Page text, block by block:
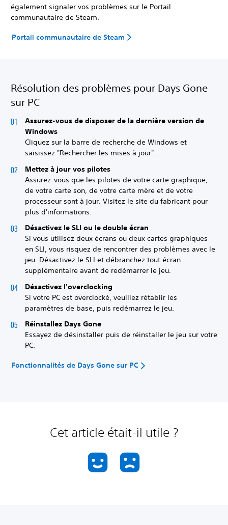
également signaler vos problèmes sur le Portail
communautaire de Steam.
Portail communautaire de Steam
Résolution des problèmes pour Days Gone
sur PC
Assurez-vous de disposer de la dernière version de
Windows
Cliquez sur la barre de recherche de Windows et
saisissez "Rechercher les mises à jour".
Mettez à jour vos pilotes
Assurez-vous que les pilotes de votre carte graphique,
de votre carte son, de votre carte mère et de votre
processeur sont à jour. Visitez le site du fabricant pour
plus d'informations.
Désactivez le SLI ou le double écran
Si vous utilisez deux écrans ou deux cartes graphiques
en SLI, vous risquez de rencontrer des problèmes avec le
jeu. Désactivez le SLI et débranchez tout écran
supplémentaire avant de redémarrer le jeu.
Désactivez l'overclocking
Si votre PC est overclocké, veuillez rétablir les
paramètres de base, puis redémarrez le jeu.
Réinstallez Days Gone
Essayez de désinstaller puis de réinstaller le jeu sur votre
PC.
Fonctionnalités de Days Gone sur PC
Cet article était-il utile ?